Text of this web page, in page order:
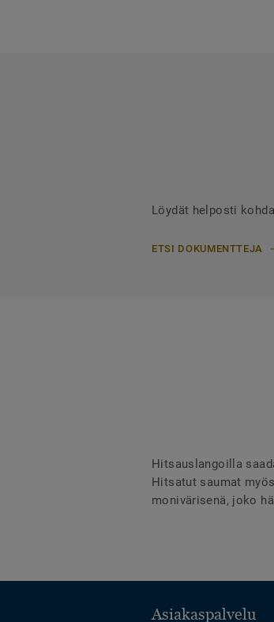
Löydät helposti
ETSI DOKUMENTTEJA
Hitsauslangoilla
Hitsatut saumat
monivärisenä, joko
Asiakaspalvelu